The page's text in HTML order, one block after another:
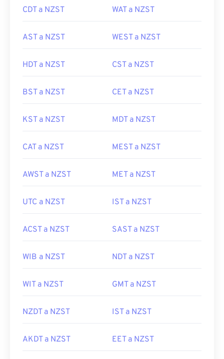
CDT a NZST WAT a NZST
AST a NZST WEST a NZST
HDT a NZST CST a NZST
BST a NZST CET a NZST
KST a NZST MDT a NZST
CAT a NZST MEST a NZST
AWST a NZST MET a NZST
UTC a NZST IST a NZST
ACST a NZST SAST a NZST
WIB a NZST NDT a NZST
WIT a NZST GMT a NZST
NZDT a NZST IST a NZST
AKDT a NZST EET a NZST